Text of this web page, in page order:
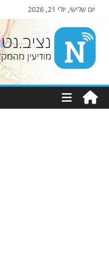
יום שלישי, יולי 21, 2026
Nziv.net
מודיעין
מהמקורות